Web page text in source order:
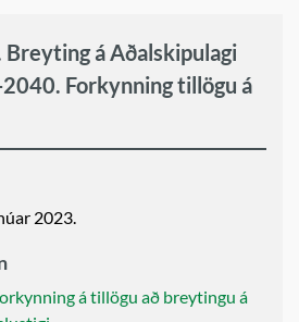
á Aðalskipulagi
Forkynning tillögu á
2023.
á tillögu að breytingu á